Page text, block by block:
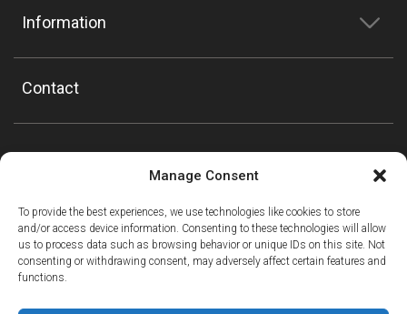
Manage Consent
To provide the best experiences, we use technologies like cookies to store
and/or access device information. Consenting to these technologies will allow
us to process data such as browsing behavior or unique IDs on this site. Not
consenting or withdrawing consent, may adversely affect certain features and
functions.
Information
Contact